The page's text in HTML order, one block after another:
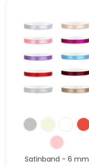
Satinband - 6 mm